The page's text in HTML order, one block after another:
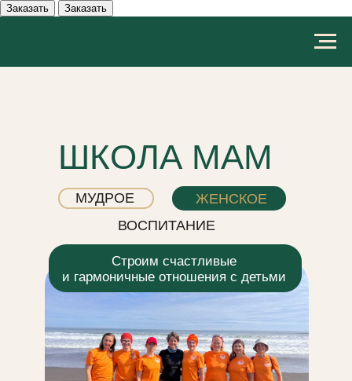
ЖЕНСКОЕ
МУДРОЕ
ШКОЛА МАМ
ВОСПИТАНИЕ
Строим счастливые
и гармоничные отношения с детьми